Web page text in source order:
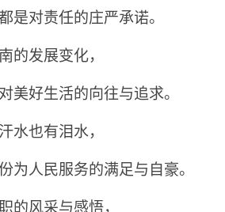
对责任的庄严承诺。
发展变化，
好生活的向往与追求。
也有泪水，
人民服务的满足与自豪。
风采与感悟，